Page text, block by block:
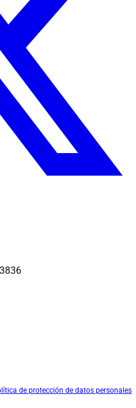
de protección de datos personales